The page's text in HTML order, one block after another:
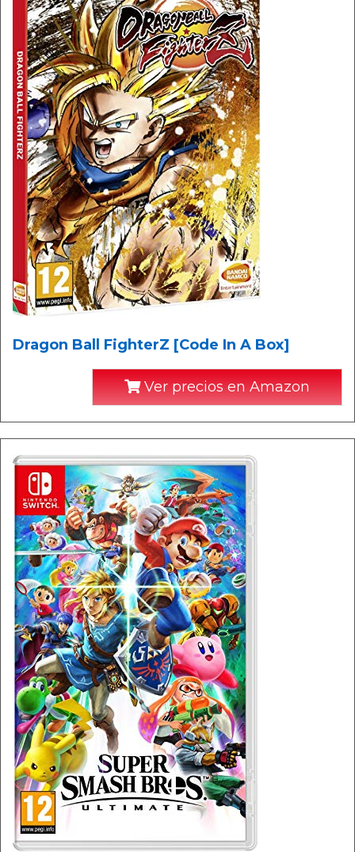
Dragon Ball FighterZ [Code In A Box]
Ver precios en Amazon